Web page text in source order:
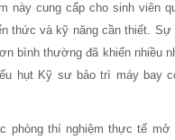
này cung cấp cho sinh viên
​​thức và kỹ năng cần thiết.
bình thường đã khiến nhiều
hụt Kỹ sư bảo trì máy bay
phòng thí nghiệm thực tế